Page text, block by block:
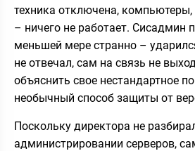
техника отключена, компьютеры,
– ничего не работает. Сисадмин
меньшей мере странно –
не отвечал, сам на связь не
объяснить свое нестандартное
необычный способ защиты от
Поскольку директора не
администрировании серверов,